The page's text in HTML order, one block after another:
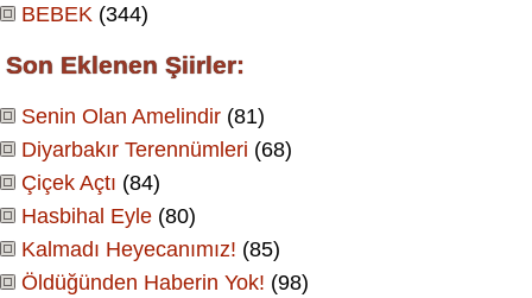
BEBEK (344)
Son Eklenen Şiirler:
Senin Olan Amelindir (81)
Diyarbakır Terennümleri (68)
Çiçek Açtı (84)
Hasbihal Eyle (80)
Kalmadı Heyecanımız! (85)
Öldüğünden Haberin Yok! (98)